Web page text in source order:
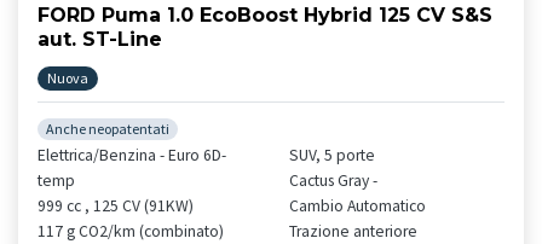
FORD Puma 1.0 EcoBoost Hybrid 125 CV S&S
aut. ST-Line
Nuova
Anche neopatentati
Elettrica/Benzina - Euro 6D-
temp
999 cc , 125 CV (91KW)
117 g CO2/km (combinato)
SUV, 5 porte
Cactus Gray -
Cambio Automatico
Trazione anteriore